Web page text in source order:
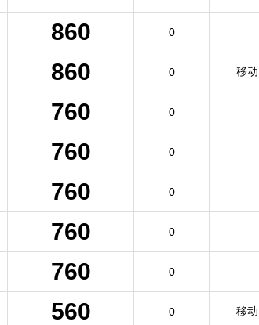
860 0
860 0 移动
760 0
760 0
760 0
760 0
760 0
560 0 移动